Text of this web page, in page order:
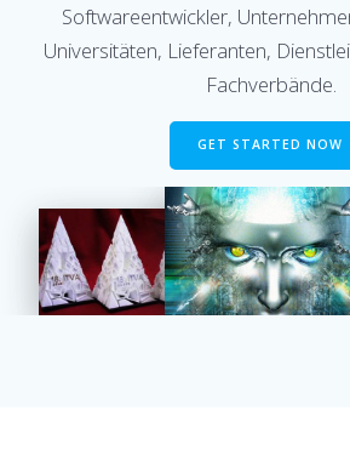
Softwareentwickler,
Universitäten, Lieferanten,
Fachverbände.
GET STARTED NOW